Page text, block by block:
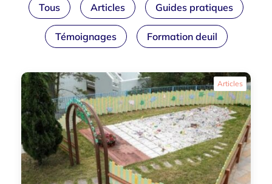
Tous Articles Guides pratiques
Témoignages Formation deuil
Articles